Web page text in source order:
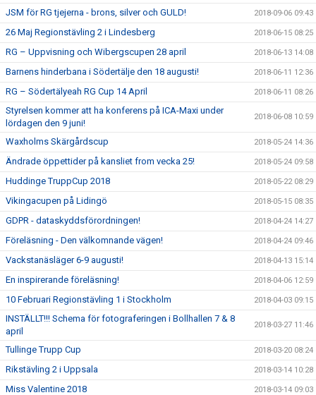
JSM för RG tjejerna - brons, silver och GULD! 2018-09-06 09:43
26 Maj Regionstävling 2 i Lindesberg 2018-06-15 08:25
RG – Uppvisning och Wibergscupen 28 april 2018-06-13 14:08
Barnens hinderbana i Södertälje den 18 augusti! 2018-06-11 12:36
RG – Södertälyeah RG Cup 14 April 2018-06-11 08:26
Styrelsen kommer att ha konferens på ICA-Maxi under
lördagen den 9 juni!
2018-06-08 10:59
Waxholms Skärgårdscup 2018-05-24 14:36
Ändrade öppettider på kansliet from vecka 25! 2018-05-24 09:58
Huddinge TruppCup 2018 2018-05-22 08:29
Vikingacupen på Lidingö 2018-05-15 08:35
GDPR - dataskyddsförordningen! 2018-04-24 14:27
Föreläsning - Den välkomnande vägen! 2018-04-24 09:46
Vackstanäsläger 6-9 augusti! 2018-04-13 15:14
En inspirerande föreläsning! 2018-04-06 12:59
10 Februari Regionstävling 1 i Stockholm 2018-04-03 09:15
INSTÄLLT!!! Schema för fotograferingen i Bollhallen 7 & 8
april
2018-03-27 11:46
Tullinge Trupp Cup 2018-03-20 08:24
Rikstävling 2 i Uppsala 2018-03-14 10:28
Miss Valentine 2018 2018-03-14 09:03